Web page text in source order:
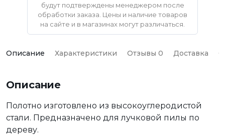
будут подтверждены менеджером после
обработки заказа. Цены и наличие товаров
на сайте и в магазинах могут различаться.
Описание Характеристики Отзывы 0 Доставка
Описание
Полотно изготовлено из высокоуглеродистой
стали. Предназначено для лучковой пилы по
дереву.